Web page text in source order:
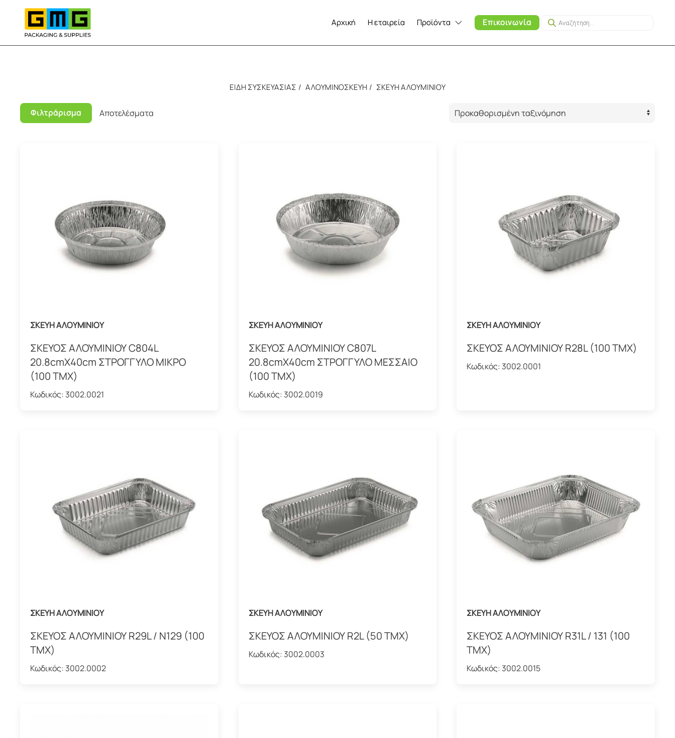
Skip to main content
Αρχική Η εταιρεία Προϊόντα Επικοινωνία Products
search
ΕΙΔΗ ΣΥΣΚΕΥΑΣΙΑΣ ΑΛΟΥΜΙΝΟΣΚΕΥΗ ΣΚΕΥΗ ΑΛΟΥΜΙΝΙΟΥ
Φιλτράρισμα Αποτελέσματα
ΣΚΕΥΗ ΑΛΟΥΜΙΝΙΟΥ
ΣΚΕΥΟΣ ΑΛΟΥΜΙΝΙΟΥ C804L
20.8cmX40cm ΣΤΡΟΓΓΥΛΟ ΜΙΚΡΟ
(100 ΤΜΧ)
Κωδικός: 3002.0021
ΣΚΕΥΗ ΑΛΟΥΜΙΝΙΟΥ
ΣΚΕΥΟΣ ΑΛΟΥΜΙΝΙΟΥ C807L
20.8cmX40cm ΣΤΡΟΓΓΥΛΟ ΜΕΣΣΑΙΟ
(100 ΤΜΧ)
Κωδικός: 3002.0019
ΣΚΕΥΗ ΑΛΟΥΜΙΝΙΟΥ
ΣΚΕΥΟΣ ΑΛΟΥΜΙΝΙΟΥ R28L (100 ΤΜΧ)
Κωδικός: 3002.0001
ΣΚΕΥΗ ΑΛΟΥΜΙΝΙΟΥ
ΣΚΕΥΟΣ ΑΛΟΥΜΙΝΙΟΥ R29L / Ν129 (100
ΤΜΧ)
Κωδικός: 3002.0002
ΣΚΕΥΗ ΑΛΟΥΜΙΝΙΟΥ
ΣΚΕΥΟΣ ΑΛΟΥΜΙΝΙΟΥ R2L (50 ΤΜΧ)
Κωδικός: 3002.0003
ΣΚΕΥΗ ΑΛΟΥΜΙΝΙΟΥ
ΣΚΕΥΟΣ ΑΛΟΥΜΙΝΙΟΥ R31L / 131 (100
ΤΜΧ)
Κωδικός: 3002.0015